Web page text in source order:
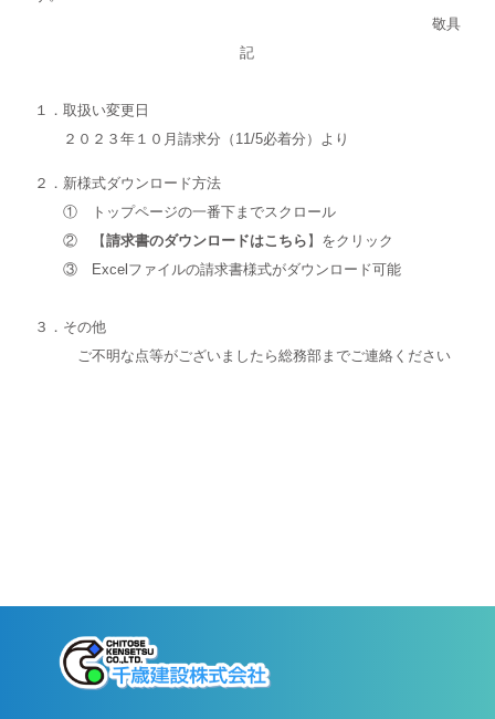
敬具
記
１．取扱い変更日
２０２３年１０月請求分（11/5必着分）より
２．新様式ダウンロード方法
① トップページの一番下までスクロール
② 【請求書のダウンロードはこちら 】をクリック
③ Excelファイルの請求書様式がダウンロード可能
３．その他
ご不明な点等がございましたら総務部までご連絡ください